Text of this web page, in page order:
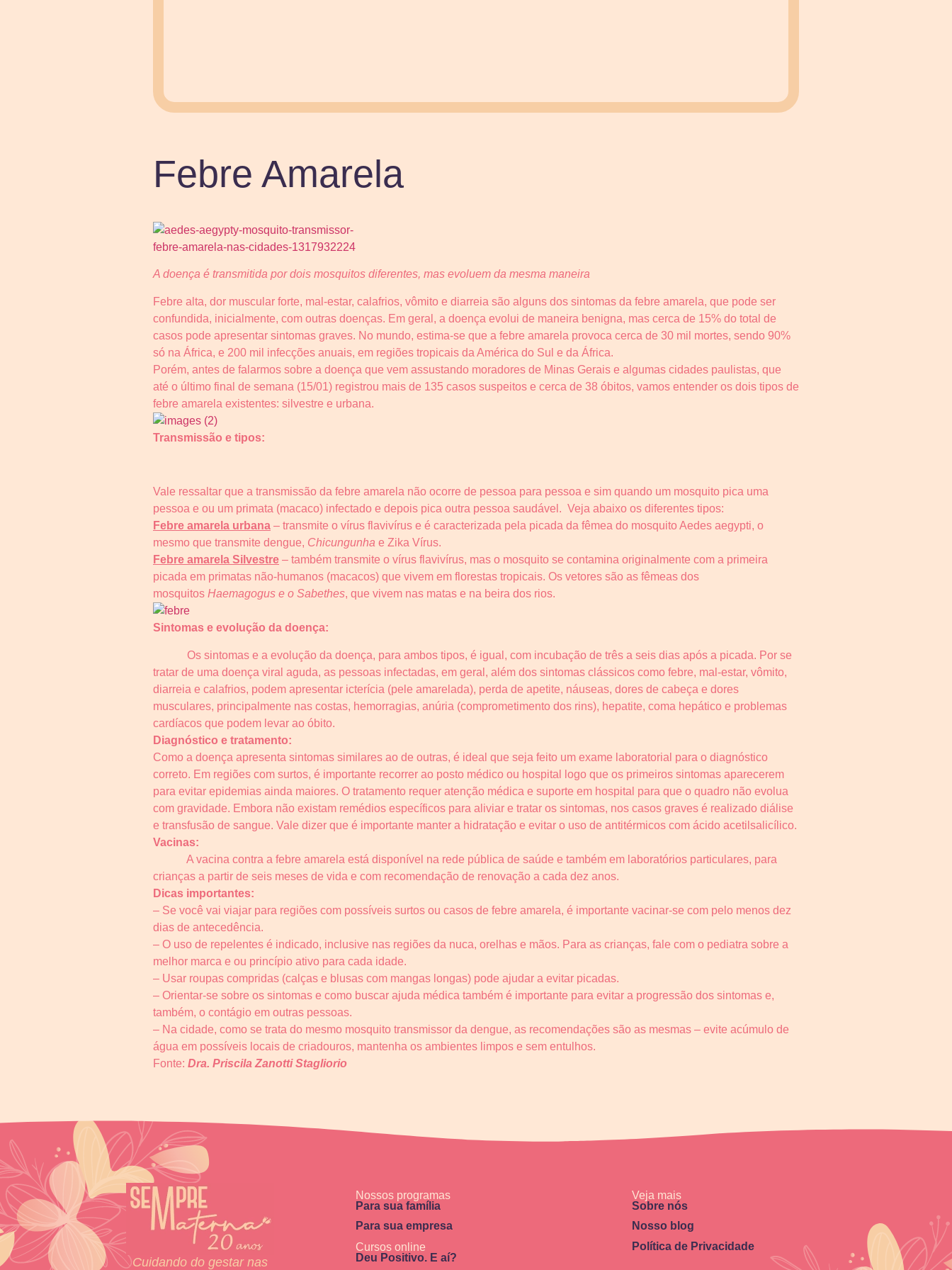
Febre Amarela
A doença é transmitida por dois mosquitos diferentes, mas evoluem da mesma maneira
Febre alta, dor muscular forte, mal-estar, calafrios, vômito e diarreia são alguns dos sintomas da febre amarela, que pode ser
confundida, inicialmente, com outras doenças. Em geral, a doença evolui de maneira benigna, mas cerca de 15% do total de
casos pode apresentar sintomas graves. No mundo, estima-se que a febre amarela provoca cerca de 30 mil mortes, sendo 90%
só na África, e 200 mil infecções anuais, em regiões tropicais da América do Sul e da África.
Porém, antes de falarmos sobre a doença que vem assustando moradores de Minas Gerais e algumas cidades paulistas, que
até o último final de semana (15/01) registrou mais de 135 casos suspeitos e cerca de 38 óbitos, vamos entender os dois tipos de
febre amarela existentes: silvestre e urbana.
Transmissão e tipos:
Vale ressaltar que a transmissão da febre amarela não ocorre de pessoa para pessoa e sim quando um mosquito pica uma
pessoa e ou um primata (macaco) infectado e depois pica outra pessoa saudável. Veja abaixo os diferentes tipos:
Febre amarela urbana – transmite o vírus flavivírus e é caracterizada pela picada da fêmea do mosquito Aedes aegypti, o
mesmo que transmite dengue, Chicungunha e Zika Vírus.
Febre amarela Silvestre – também transmite o vírus flavivírus, mas o mosquito se contamina originalmente com a primeira
picada em primatas não-humanos (macacos) que vivem em florestas tropicais. Os vetores são as fêmeas dos
mosquitos Haemagogus e o Sabethes, que vivem nas matas e na beira dos rios.
Sintomas e evolução da doença:
Os sintomas e a evolução da doença, para ambos tipos, é igual, com incubação de três a seis dias após a picada. Por se
tratar de uma doença viral aguda, as pessoas infectadas, em geral, além dos sintomas clássicos como febre, mal-estar, vômito,
diarreia e calafrios, podem apresentar icterícia (pele amarelada), perda de apetite, náuseas, dores de cabeça e dores
musculares, principalmente nas costas, hemorragias, anúria (comprometimento dos rins), hepatite, coma hepático e problemas
cardíacos que podem levar ao óbito.
Diagnóstico e tratamento:
Como a doença apresenta sintomas similares ao de outras, é ideal que seja feito um exame laboratorial para o diagnóstico
correto. Em regiões com surtos, é importante recorrer ao posto médico ou hospital logo que os primeiros sintomas aparecerem
para evitar epidemias ainda maiores. O tratamento requer atenção médica e suporte em hospital para que o quadro não evolua
com gravidade. Embora não existam remédios específicos para aliviar e tratar os sintomas, nos casos graves é realizado diálise
e transfusão de sangue. Vale dizer que é importante manter a hidratação e evitar o uso de antitérmicos com ácido acetilsalicílico.
Vacinas:
A vacina contra a febre amarela está disponível na rede pública de saúde e também em laboratórios particulares, para
crianças a partir de seis meses de vida e com recomendação de renovação a cada dez anos.
Dicas importantes:
– Se você vai viajar para regiões com possíveis surtos ou casos de febre amarela, é importante vacinar-se com pelo menos dez
dias de antecedência.
– O uso de repelentes é indicado, inclusive nas regiões da nuca, orelhas e mãos. Para as crianças, fale com o pediatra sobre a
melhor marca e ou princípio ativo para cada idade.
– Usar roupas compridas (calças e blusas com mangas longas) pode ajudar a evitar picadas.
– Orientar-se sobre os sintomas e como buscar ajuda médica também é importante para evitar a progressão dos sintomas e,
também, o contágio em outras pessoas.
– Na cidade, como se trata do mesmo mosquito transmissor da dengue, as recomendações são as mesmas – evite acúmulo de
água em possíveis locais de criadouros, mantenha os ambientes limpos e sem entulhos.
Fonte: Dra. Priscila Zanotti Stagliorio
Cuidando do gestar nas
Nossos programas
Para sua família
Para sua empresa
Cursos online
Deu Positivo. E aí?
Veja mais
Sobre nós
Nosso blog
Política de Privacidade